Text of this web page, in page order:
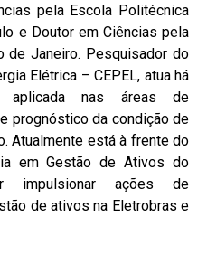
pela Escola Politécnica
e Doutor em Ciências pela
de Janeiro. Pesquisador do
Elétrica – CEPEL, atua há
nas áreas de
prognóstico da condição de
Atualmente está à frente do
em Gestão de Ativos do
impulsionar ações de
de ativos na Eletrobras e